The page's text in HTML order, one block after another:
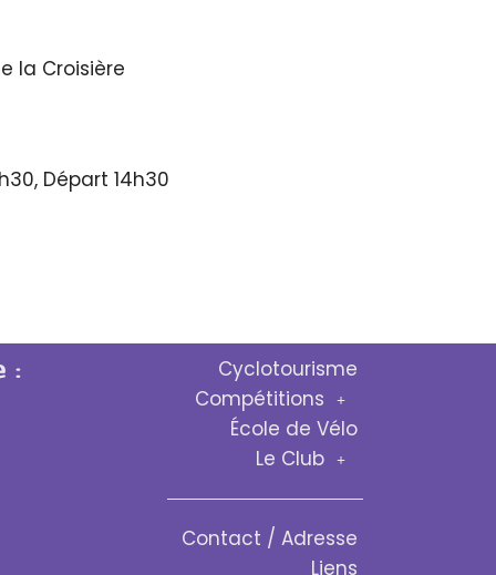
la Croisière
Départ 14h30
:
Cyclotourisme
Compétitions
École de Vélo
Le Club
Contact / Adresse
Liens